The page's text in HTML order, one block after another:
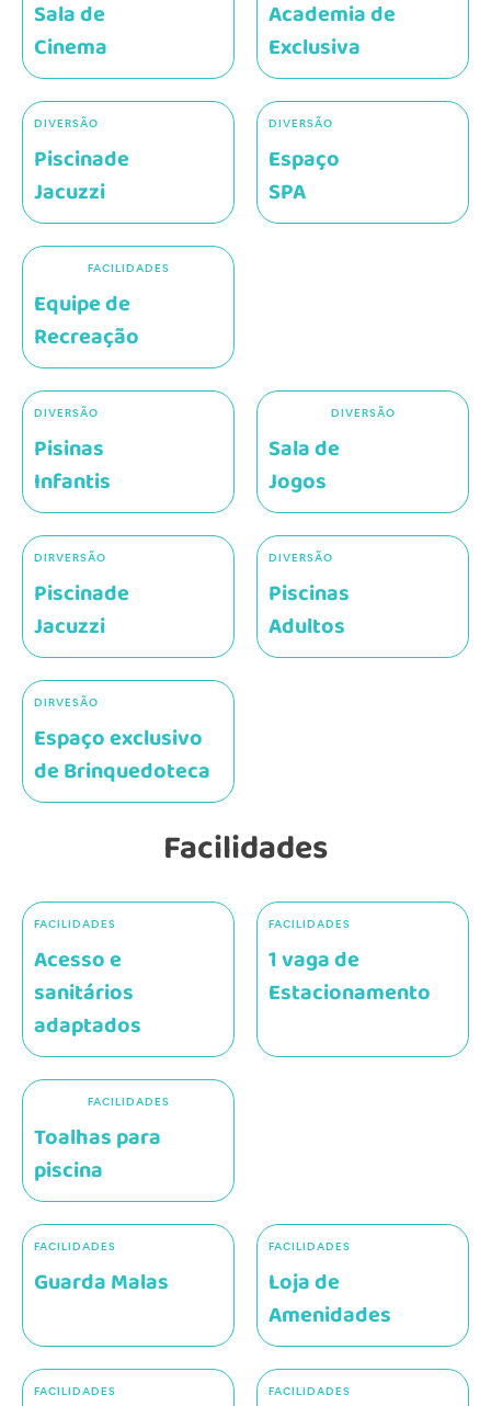
Sala de
Cinema
Academia de
Exclusiva
DIVERSÃO
Piscinade
Jacuzzi
DIVERSÃO
Espaço
SPA
FACILIDADES
Equipe de
Recreação
DIVERSÃO
Pisinas
Infantis
DIVERSÃO
Sala de
Jogos
DIRVERSÃO
Piscinade
Jacuzzi
DIVERSÃO
Piscinas
Adultos
DIRVESÃO
Espaço exclusivo
de Brinquedoteca
Facilidades
FACILIDADES
Acesso e
sanitários
adaptados
FACILIDADES
1 vaga de
Estacionamento
FACILIDADES
Toalhas para
piscina
FACILIDADES
Guarda Malas
FACILIDADES
Loja de
Amenidades
FACILIDADES FACILIDADES